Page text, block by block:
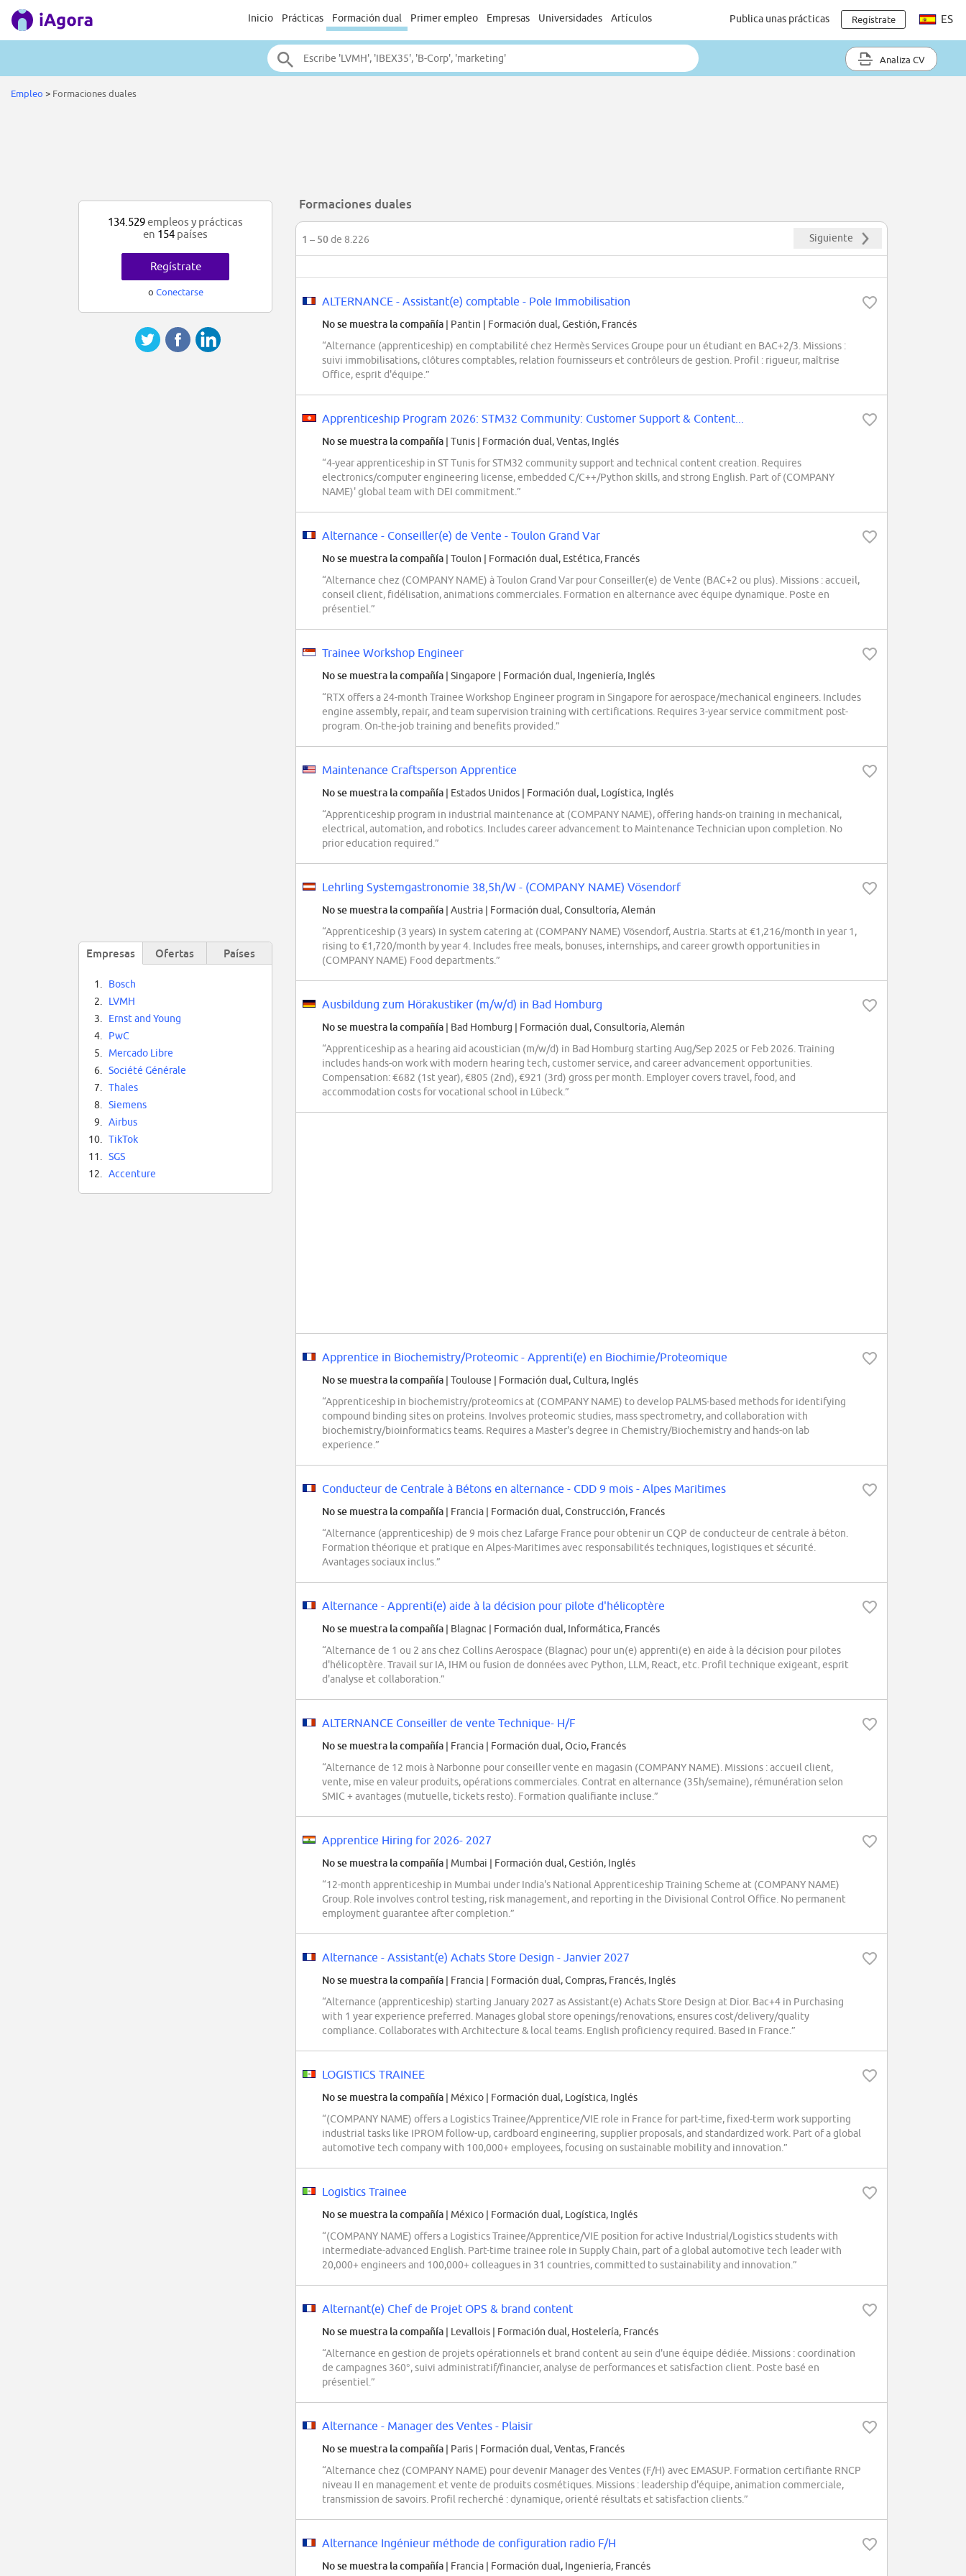
Inicio Prácticas Formación dual Primer empleo Empresas Universidades Artículos Publica unas prácticas Regístrate ES
Analiza CV
Empleo > Formaciones duales
Formaciones duales
1 – 50de 8.226 Siguiente
ALTERNANCE - Assistant(e) comptable - Pole Immobilisation
No se muestra la compañía | Pantin | Formación dual, Gestión, Francés
“Alternance (apprenticeship) en comptabilité chez Hermès Services Groupe pour un étudiant en BAC+2/3. Missions :
suivi immobilisations, clôtures comptables, relation fournisseurs et contrôleurs de gestion. Profil : rigueur, maîtrise
Office, esprit d'équipe.”
Apprenticeship Program 2026: STM32 Community: Customer Support & Content...
No se muestra la compañía | Tunis | Formación dual, Ventas, Inglés
“4-year apprenticeship in ST Tunis for STM32 community support and technical content creation. Requires
electronics/computer engineering license, embedded C/C++/Python skills, and strong English. Part of (COMPANY
NAME)' global team with DEI commitment.”
Alternance - Conseiller(e) de Vente - Toulon Grand Var
No se muestra la compañía | Toulon | Formación dual, Estética, Francés
“Alternance chez (COMPANY NAME) à Toulon Grand Var pour Conseiller(e) de Vente (BAC+2 ou plus). Missions : accueil,
conseil client, fidélisation, animations commerciales. Formation en alternance avec équipe dynamique. Poste en
présentiel.”
Trainee Workshop Engineer
No se muestra la compañía | Singapore | Formación dual, Ingeniería, Inglés
“RTX offers a 24-month Trainee Workshop Engineer program in Singapore for aerospace/mechanical engineers. Includes
engine assembly, repair, and team supervision training with certifications. Requires 3-year service commitment post-
program. On-the-job training and benefits provided.”
Maintenance Craftsperson Apprentice
No se muestra la compañía | Estados Unidos | Formación dual, Logística, Inglés
“Apprenticeship program in industrial maintenance at (COMPANY NAME), offering hands-on training in mechanical,
electrical, automation, and robotics. Includes career advancement to Maintenance Technician upon completion. No
prior education required.”
Lehrling Systemgastronomie 38,5h/W - (COMPANY NAME) Vösendorf
No se muestra la compañía | Austria | Formación dual, Consultoría, Alemán
“Apprenticeship (3 years) in system catering at (COMPANY NAME) Vösendorf, Austria. Starts at €1,216/month in year 1,
rising to €1,720/month by year 4. Includes free meals, bonuses, internships, and career growth opportunities in
(COMPANY NAME) Food departments.”
Ausbildung zum Hörakustiker (m/w/d) in Bad Homburg
No se muestra la compañía | Bad Homburg | Formación dual, Consultoría, Alemán
“Apprenticeship as a hearing aid acoustician (m/w/d) in Bad Homburg starting Aug/Sep 2025 or Feb 2026. Training
includes hands-on work with modern hearing tech, customer service, and career advancement opportunities.
Compensation: €682 (1st year), €805 (2nd), €921 (3rd) gross per month. Employer covers travel, food, and
accommodation costs for vocational school in Lübeck.”
Apprentice in Biochemistry/Proteomic - Apprenti(e) en Biochimie/Proteomique
No se muestra la compañía | Toulouse | Formación dual, Cultura, Inglés
“Apprenticeship in biochemistry/proteomics at (COMPANY NAME) to develop PALMS-based methods for identifying
compound binding sites on proteins. Involves proteomic studies, mass spectrometry, and collaboration with
biochemistry/bioinformatics teams. Requires a Master's degree in Chemistry/Biochemistry and hands-on lab
experience.”
Conducteur de Centrale à Bétons en alternance - CDD 9 mois - Alpes Maritimes
No se muestra la compañía | Francia | Formación dual, Construcción, Francés
“Alternance (apprenticeship) de 9 mois chez Lafarge France pour obtenir un CQP de conducteur de centrale à béton.
Formation théorique et pratique en Alpes-Maritimes avec responsabilités techniques, logistiques et sécurité.
Avantages sociaux inclus.”
Alternance - Apprenti(e) aide à la décision pour pilote d'hélicoptère
No se muestra la compañía | Blagnac | Formación dual, Informática, Francés
“Alternance de 1 ou 2 ans chez Collins Aerospace (Blagnac) pour un(e) apprenti(e) en aide à la décision pour pilotes
d'hélicoptère. Travail sur IA, IHM ou fusion de données avec Python, LLM, React, etc. Profil technique exigeant, esprit
d'analyse et collaboration.”
ALTERNANCE Conseiller de vente Technique- H/F
No se muestra la compañía | Francia | Formación dual, Ocio, Francés
“Alternance de 12 mois à Narbonne pour conseiller vente en magasin (COMPANY NAME). Missions : accueil client,
vente, mise en valeur produits, opérations commerciales. Contrat en alternance (35h/semaine), rémunération selon
SMIC + avantages (mutuelle, tickets resto). Formation qualifiante incluse.”
Apprentice Hiring for 2026- 2027
No se muestra la compañía | Mumbai | Formación dual, Gestión, Inglés
“12-month apprenticeship in Mumbai under India's National Apprenticeship Training Scheme at (COMPANY NAME)
Group. Role involves control testing, risk management, and reporting in the Divisional Control Office. No permanent
employment guarantee after completion.”
Alternance - Assistant(e) Achats Store Design - Janvier 2027
No se muestra la compañía | Francia | Formación dual, Compras, Francés, Inglés
“Alternance (apprenticeship) starting January 2027 as Assistant(e) Achats Store Design at Dior. Bac+4 in Purchasing
with 1 year experience preferred. Manages global store openings/renovations, ensures cost/delivery/quality
compliance. Collaborates with Architecture & local teams. English proficiency required. Based in France.”
LOGISTICS TRAINEE
No se muestra la compañía | México | Formación dual, Logística, Inglés
“(COMPANY NAME) offers a Logistics Trainee/Apprentice/VIE role in France for part-time, fixed-term work supporting
industrial tasks like IPROM follow-up, cardboard engineering, supplier proposals, and standardized work. Part of a global
automotive tech company with 100,000+ employees, focusing on sustainable mobility and innovation.”
Logistics Trainee
No se muestra la compañía | México | Formación dual, Logística, Inglés
“(COMPANY NAME) offers a Logistics Trainee/Apprentice/VIE position for active Industrial/Logistics students with
intermediate-advanced English. Part-time trainee role in Supply Chain, part of a global automotive tech leader with
20,000+ engineers and 100,000+ colleagues in 31 countries, committed to sustainability and innovation.”
Alternant(e) Chef de Projet OPS & brand content
No se muestra la compañía | Levallois | Formación dual, Hostelería, Francés
“Alternance en gestion de projets opérationnels et brand content au sein d'une équipe dédiée. Missions : coordination
de campagnes 360°, suivi administratif/financier, analyse de performances et satisfaction client. Poste basé en
présentiel.”
Alternance - Manager des Ventes - Plaisir
No se muestra la compañía | Paris | Formación dual, Ventas, Francés
“Alternance chez (COMPANY NAME) pour devenir Manager des Ventes (F/H) avec EMASUP. Formation certifiante RNCP
niveau II en management et vente de produits cosmétiques. Missions : leadership d'équipe, animation commerciale,
transmission de savoirs. Profil recherché : dynamique, orienté résultats et satisfaction clients.”
Alternance Ingénieur méthode de configuration radio F/H
No se muestra la compañía | Francia | Formación dual, Ingeniería, Francés
134.529empleos y prácticas
en 154 países
Regístrate
o Conectarse
Empresas Ofertas Países
1.
Bosch
2.
LVMH
3.
Ernst and Young
4.
PwC
5.
Mercado Libre
6.
Société Générale
7.
Thales
8.
Siemens
9.
Airbus
10.
TikTok
11.
SGS
12.
Accenture